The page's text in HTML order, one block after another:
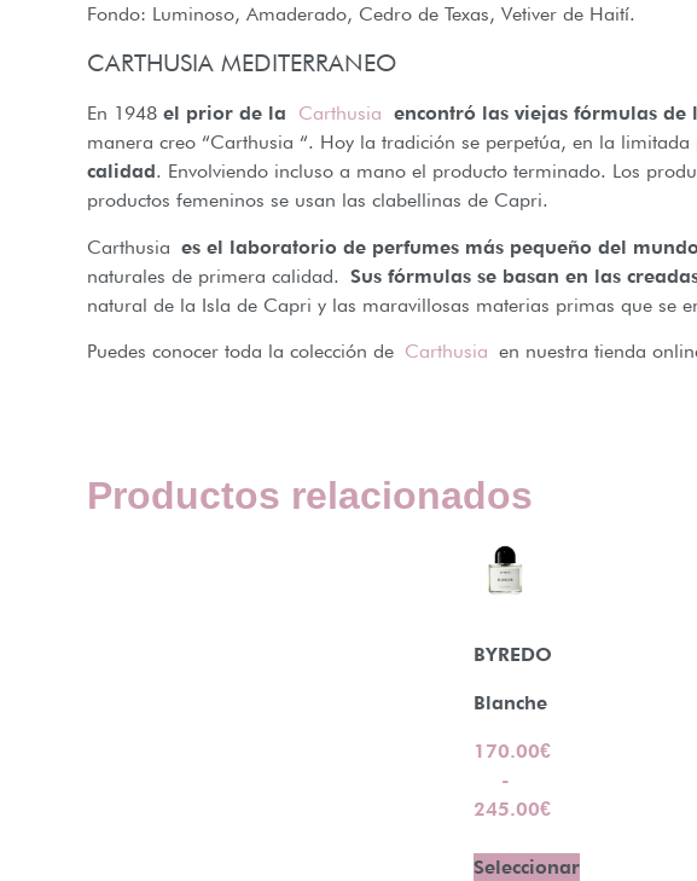
Fondo: Luminoso, Amaderado, Cedro de Texas, Vetiver de Haití.
CARTHUSIA MEDITERRANEO
En 1948 el prior de la Carthusia encontró las viejas fórmulas de
manera creo “Carthusia “. Hoy la tradición se perpetúa, en la
calidad. Envolviendo incluso a mano el producto terminado. Los
productos femeninos se usan las clabellinas de Capri.
Carthusia es el laboratorio de perfumes más pequeño del mundo
naturales de primera calidad. Sus fórmulas se basan en las
natural de la Isla de Capri y las maravillosas materias primas que se
Puedes conocer toda la colección de Carthusia en nuestra tienda
Productos relacionados
BYREDO
Blanche
170.00€
-
245.00€
Seleccionar